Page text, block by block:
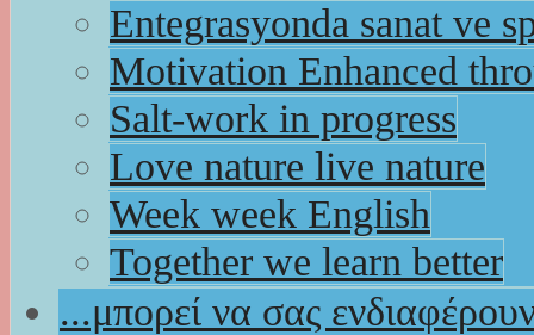
Entegrasyonda sanat ve
Motivation Enhanced
Salt-work in progress
Love nature live nature
Week week English
Together we learn better
...μπορεί να σας